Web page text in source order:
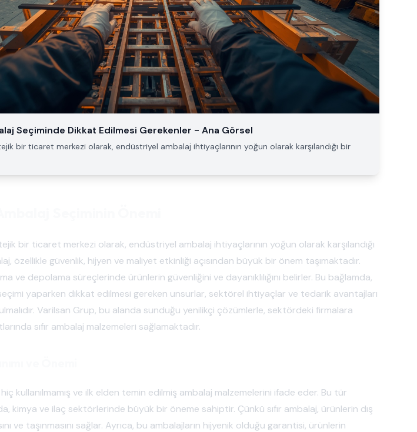
Seçiminde Dikkat Edilmesi Gerekenler - Ana Görsel
bir ticaret merkezi olarak, endüstriyel ambalaj ihtiyaçlarının yoğun olarak karşılandığı bir
bir ticaret merkezi olarak, endüstriyel ambalaj ihtiyaçlarının yoğun olarak karşılandığı
özellikle güvenlik, hijyen ve maliyet etkinliği açısından büyük bir önem taşımaktadır.
ve depolama süreçlerinde ürünlerin güvenliğini ve dayanıklılığını belirler. Bu bağlamda,
yaparken dikkat edilmesi gereken unsurlar, sektörel ihtiyaçlar ve tedarik avantajları
Varilsan Grup, bu alanda sunduğu yenilikçi çözümlerle, sektördeki firmalara
sıfır ambalaj malzemeleri sağlamaktadır.
hiç kullanılmamış ve ilk elden temin edilmiş ambalaj malzemelerini ifade eder. Bu tür
kimya ve ilaç sektörlerinde büyük bir öneme sahiptir. Çünkü sıfır ambalaj, ürünlerin dış
ve taşınmasını sağlar. Ayrıca, bu ambalajların hijyenik olduğu garantisi, ürünlerin